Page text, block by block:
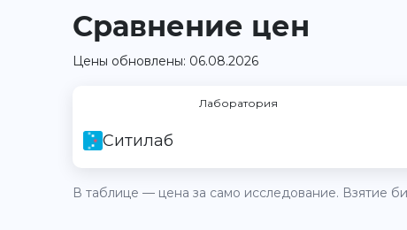
Сравнение цен
Цены обновлены: 06.08.2026
Лаборатория
Ситилаб
В таблице — цена за само исследование. Взятие